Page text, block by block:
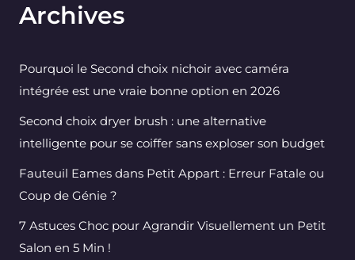
Archives
Pourquoi le Second choix nichoir avec caméra
intégrée est une vraie bonne option en 2026
Second choix dryer brush : une alternative
intelligente pour se coiffer sans exploser son budget
Fauteuil Eames dans Petit Appart : Erreur Fatale ou
Coup de Génie ?
7 Astuces Choc pour Agrandir Visuellement un Petit
Salon en 5 Min !